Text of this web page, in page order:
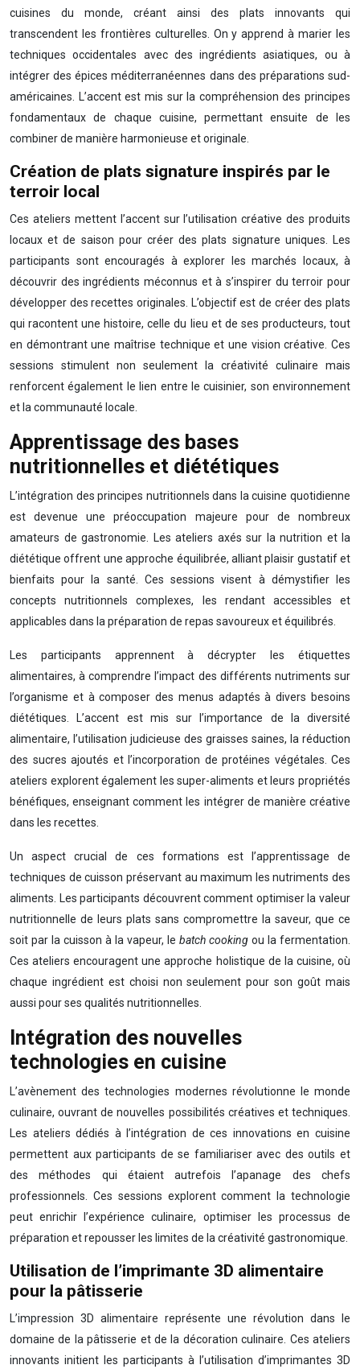
cuisines du monde, créant ainsi des plats innovants qui
transcendent les frontières culturelles. On y apprend à marier les
techniques occidentales avec des ingrédients asiatiques, ou à
intégrer des épices méditerranéennes dans des préparations sud-
américaines. L’accent est mis sur la compréhension des principes
fondamentaux de chaque cuisine, permettant ensuite de les
combiner de manière harmonieuse et originale.
Création de plats signature inspirés par le
terroir local
Ces ateliers mettent l’accent sur l’utilisation créative des produits
locaux et de saison pour créer des plats signature uniques. Les
participants sont encouragés à explorer les marchés locaux, à
découvrir des ingrédients méconnus et à s’inspirer du terroir pour
développer des recettes originales. L’objectif est de créer des plats
qui racontent une histoire, celle du lieu et de ses producteurs, tout
en démontrant une maîtrise technique et une vision créative. Ces
sessions stimulent non seulement la créativité culinaire mais
renforcent également le lien entre le cuisinier, son environnement
et la communauté locale.
Apprentissage des bases
nutritionnelles et diététiques
L’intégration des principes nutritionnels dans la cuisine quotidienne
est devenue une préoccupation majeure pour de nombreux
amateurs de gastronomie. Les ateliers axés sur la nutrition et la
diététique offrent une approche équilibrée, alliant plaisir gustatif et
bienfaits pour la santé. Ces sessions visent à démystifier les
concepts nutritionnels complexes, les rendant accessibles et
applicables dans la préparation de repas savoureux et équilibrés.
Les participants apprennent à décrypter les étiquettes
alimentaires, à comprendre l’impact des différents nutriments sur
l’organisme et à composer des menus adaptés à divers besoins
diététiques. L’accent est mis sur l’importance de la diversité
alimentaire, l’utilisation judicieuse des graisses saines, la réduction
des sucres ajoutés et l’incorporation de protéines végétales. Ces
ateliers explorent également les super-aliments et leurs propriétés
bénéfiques, enseignant comment les intégrer de manière créative
dans les recettes.
Un aspect crucial de ces formations est l’apprentissage de
techniques de cuisson préservant au maximum les nutriments des
aliments. Les participants découvrent comment optimiser la valeur
nutritionnelle de leurs plats sans compromettre la saveur, que ce
soit par la cuisson à la vapeur, le batch cooking ou la fermentation.
Ces ateliers encouragent une approche holistique de la cuisine, où
chaque ingrédient est choisi non seulement pour son goût mais
aussi pour ses qualités nutritionnelles.
Intégration des nouvelles
technologies en cuisine
L’avènement des technologies modernes révolutionne le monde
culinaire, ouvrant de nouvelles possibilités créatives et techniques.
Les ateliers dédiés à l’intégration de ces innovations en cuisine
permettent aux participants de se familiariser avec des outils et
des méthodes qui étaient autrefois l’apanage des chefs
professionnels. Ces sessions explorent comment la technologie
peut enrichir l’expérience culinaire, optimiser les processus de
préparation et repousser les limites de la créativité gastronomique.
Utilisation de l’imprimante 3D alimentaire
pour la pâtisserie
L’impression 3D alimentaire représente une révolution dans le
domaine de la pâtisserie et de la décoration culinaire. Ces ateliers
innovants initient les participants à l’utilisation d’imprimantes 3D